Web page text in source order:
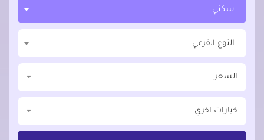
سكني
النوع الفرعي
السعر
خيارات اخري